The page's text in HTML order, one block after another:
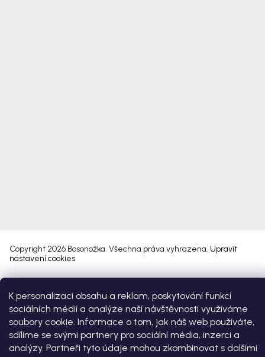
K personalizaci obsahu a reklam, poskytování funkcí
sociálních médií a analýze naší návštěvnosti využíváme
soubory cookie. Informace o tom, jak náš web používáte,
sdílíme se svými partnery pro sociální média, inzerci a
analýzy. Partneři tyto údaje mohou zkombinovat s dalšími
Copyright 2026 Bosonožka. Všechna práva vyhrazena. Upravit
nastavení cookies